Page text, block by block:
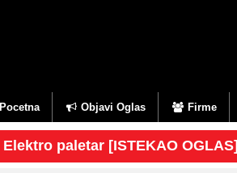
Pocetna Objavi Oglas Firme
Elektro paletar [ISTEKAO OGLAS]